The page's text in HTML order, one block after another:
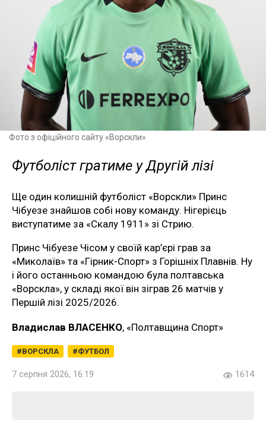
Фото з офіційного сайту «Ворскли»
Футболіст гратиме у Другій лізі
Ще один колишній футболіст «Ворскли» Принс
Чібуезе знайшов собі нову команду. Нігерієць
виступатиме за «Скалу 1911» зі Стрию.
Принс Чібуезе Чісом у своїй кар’єрі грав за
«Миколаїв» та «Гірник-Спорт» з Горішніх Плавнів. Ну
і його останньою командою була полтавська
«Ворскла», у складі якої він зіграв 26 матчів у
Першій лізі 2025/2026.
Владислав ВЛАСЕНКО, «Полтавщина Спорт»
ВОРСКЛА ФУТБОЛ
7 серпня 2026, 16:19 1614